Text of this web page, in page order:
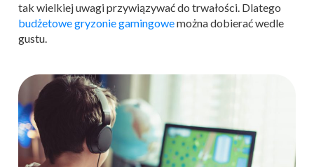
tak wielkiej uwagi przywiązywać do trwałości. Dlatego
budżetowe gryzonie gamingowemożna dobierać wedle
gustu.